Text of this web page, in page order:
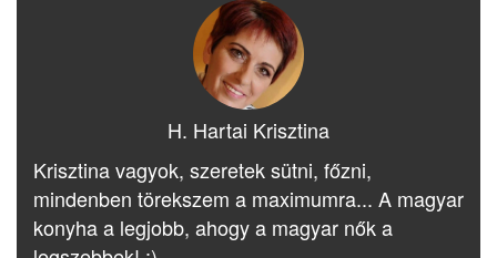
H. Hartai Krisztina
Krisztina vagyok, szeretek sütni, főzni,
mindenben törekszem a maximumra... A magyar
konyha a legjobb, ahogy a magyar nők a